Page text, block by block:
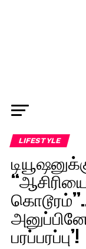
LIFESTYLE
பரப்பரப்பு’!